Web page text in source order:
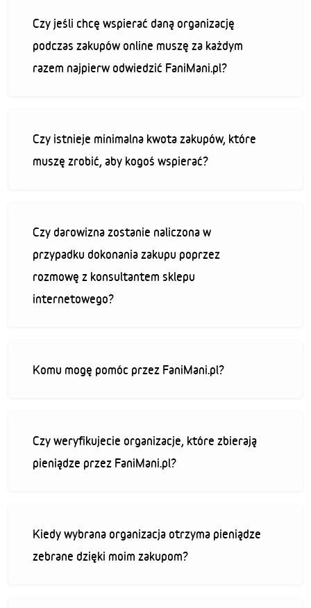
Czy jeśli chcę wspierać daną organizację
podczas zakupów online muszę za każdym
razem najpierw odwiedzić FaniMani.pl?
Czy istnieje minimalna kwota zakupów, które
muszę zrobić, aby kogoś wspierać?
Czy darowizna zostanie naliczona w
przypadku dokonania zakupu poprzez
rozmowę z konsultantem sklepu
internetowego?
Komu mogę pomóc przez FaniMani.pl?
Czy weryfikujecie organizacje, które zbierają
pieniądze przez FaniMani.pl?
Kiedy wybrana organizacja otrzyma pieniądze
zebrane dzięki moim zakupom?